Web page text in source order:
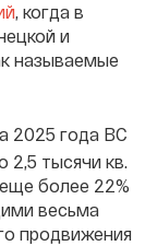
, когда в
и
называемые
2025 года ВС
2,5 тысячи кв.
более 22%
весьма
продвижения